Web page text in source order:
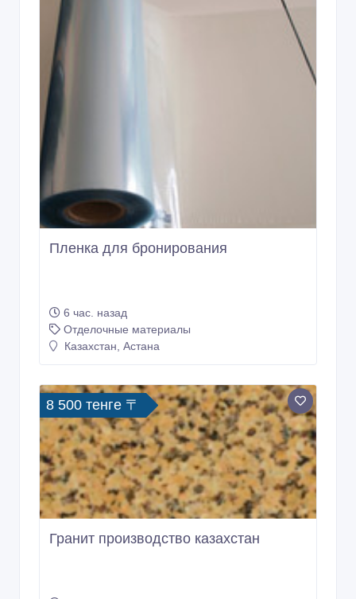
Пленка для бронирования
6 час. назад
Отделочные материалы
Казахстан, Астана
8 500 тенге 〒
Гранит производство казахстан